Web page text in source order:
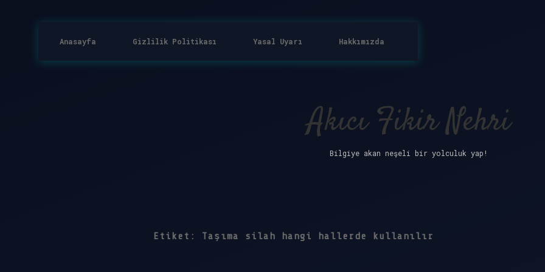
Anasayfa Gizlilik Politikası Yasal Uyarı Hakkımızda
Akıcı Fikir Nehri
Bilgiye akan neşeli bir yolculuk yap!
Etiket: Taşıma silah hangi hallerde kullanılır